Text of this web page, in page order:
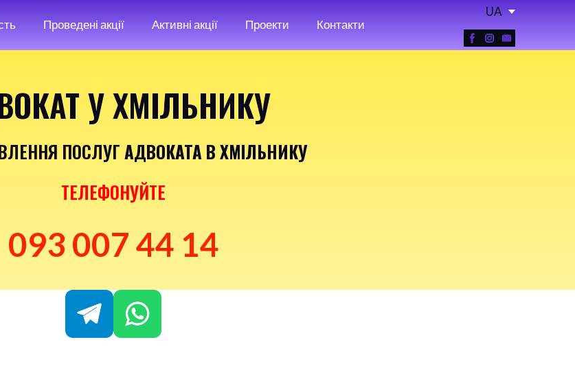
Проведені акції Активні акції Проекти Контакти
UA
У ХМІЛЬНИКУ
ПОСЛУГАДВОКАТА В ХМІЛЬНИКУ
ТЕЛЕФОНУЙТЕ
093 007 44 14